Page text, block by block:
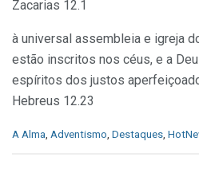
Zacarias 12.1
à universal assembleia e igreja
estão inscritos nos céus, e a
espíritos dos justos
Hebreus 12.23
C
A Alma, Adventismo, Destaques,